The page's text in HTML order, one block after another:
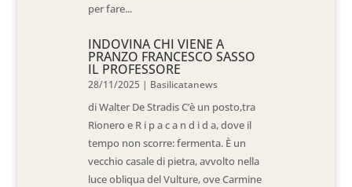
per fare...
INDOVINA CHI VIENE A
PRANZO FRANCESCO SASSO
IL PROFESSORE
28/11/2025 | Basilicatanews
di Walter De Stradis C’è un posto,tra
Rionero e R i p a c a n d i d a, dove il
tempo non scorre: fermenta. È un
vecchio casale di pietra, avvolto nella
luce obliqua del Vulture, ove Carmine